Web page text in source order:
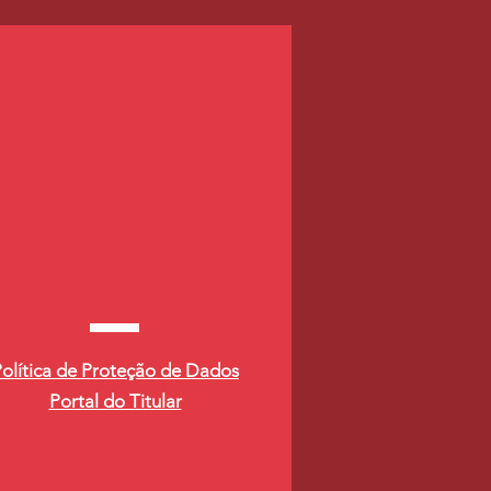
de Proteção de Dados
Portal do Titular